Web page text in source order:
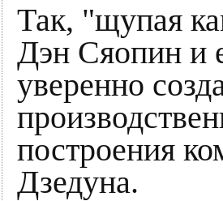
Так, "щупая
Дэн Сяопин и
уверенно
построения
Дзедуна.